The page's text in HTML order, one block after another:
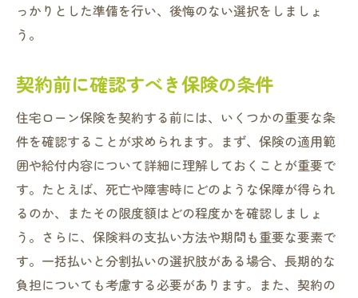
っかりとした準備を行い、後悔のない選択をしましょ
う。
契約前に確認すべき保険の条件
住宅ローン保険を契約する前には、いくつかの重要な条
件を確認することが求められます。まず、保険の適用範
囲や給付内容について詳細に理解しておくことが重要で
す。たとえば、死亡や障害時にどのような保障が得られ
るのか、またその限度額はどの程度かを確認しましょ
う。さらに、保険料の支払い方法や期間も重要な要素で
す。一括払いと分割払いの選択肢がある場合、長期的な
負担についても考慮する必要があります。また、契約の